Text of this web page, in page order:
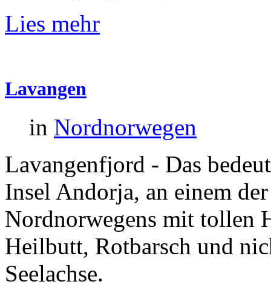
Lies mehr
Lavangen
in Nordnorwegen
Lavangenfjord - Das
Insel Andorja, an einem
Nordnorwegens mit tollen
Heilbutt, Rotbarsch und
Seelachse.